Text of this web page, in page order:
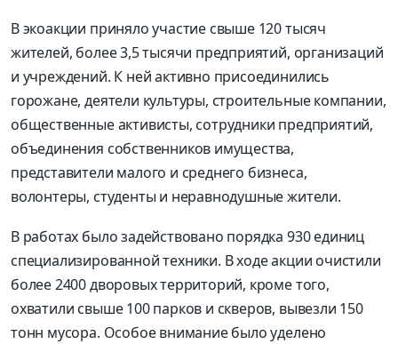
В экоакции приняло участие свыше 120 тысяч
жителей, более 3,5 тысячи предприятий, организаций
и учреждений. К ней активно присоединились
горожане, деятели культуры, строительные компании,
общественные активисты, сотрудники предприятий,
объединения собственников имущества,
представители малого и среднего бизнеса,
волонтеры, студенты и неравнодушные жители.
В работах было задействовано порядка 930 единиц
специа­лизированной техники. В ходе акции очистили
более 2400 дворовых территорий, кроме того,
охватили свыше 100 парков и скверов, вывезли 150
тонн мусора. Особое внимание было уделено